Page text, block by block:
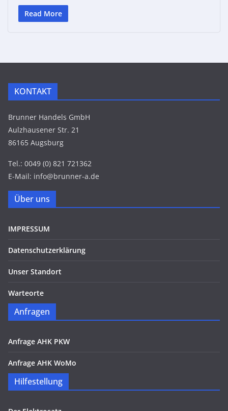
Read More
KONTAKT
Brunner Handels GmbH
Aulzhausener Str. 21
86165 Augsburg
Tel.: 0049 (0) 821 721362
E-Mail: info@brunner-a.de
Über uns
IMPRESSUM
Datenschutzerklärung
Unser Standort
Warteorte
Anfragen
Anfrage AHK PKW
Anfrage AHK WoMo
Hilfestellung